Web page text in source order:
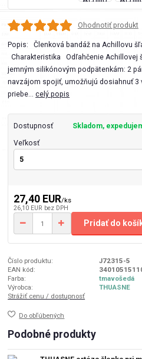
Ohodnotiť produkt
Popis: Členková bandáž na
Charakteristika Odľahčenie Achillovej
jemným silikónovým podpätenkám: 2
navzájom spojiť, umožňujú dosiahnuť 3
priebe...celý popis
Dostupnosť Skladom,
Veľkosť
27,40 EUR/ks
26,10 EUR bez DPH
Pridať do
Číslo produktu:
J72315-5
EAN kód:
Farba:
tmavošedá
Výrobca:
THUASNE
Strážiť cenu / dostupnosť
Do obľúbených
Podobné produkty